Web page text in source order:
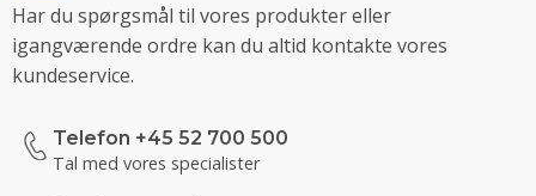
Har du spørgsmål til vores produkter eller
igangværende ordre kan du altid kontakte vores
kundeservice.
Telefon +45 52 700 500
Tal med vores specialister